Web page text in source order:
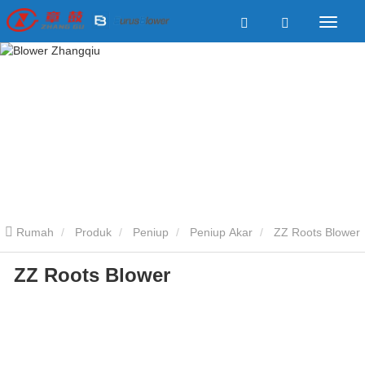
Rumah Produk Peniup Peniup Akar ZZ Roots Blower
ZZ Roots Blower